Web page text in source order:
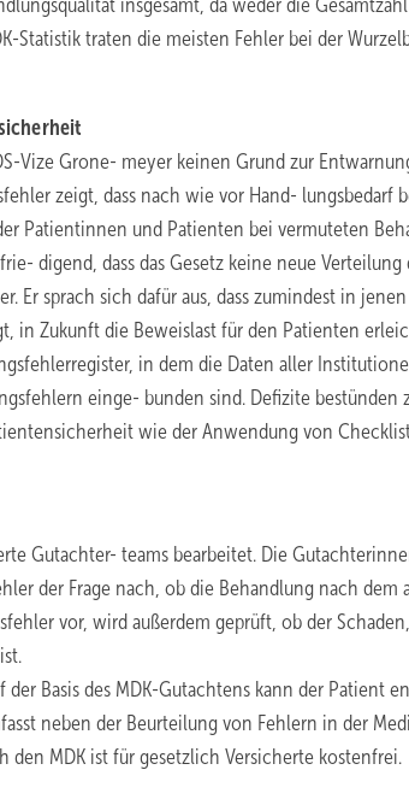
insgesamt, da weder die
Statistik traten die meisten Fehler bei der
Vize Grone- meyer keinen Grund zur
zeigt, dass nach wie vor Hand- lungsbedarf
Patientinnen und Patienten bei vermuteten
digend, dass das Gesetz keine neue Verteilung
Er sprach sich dafür aus, dass zumindest in
in Zukunft die Beweislast für den Patienten
in dem die Daten aller
einge- bunden sind. Defizite bestünden
wie der Anwendung von
Gutachter- teams bearbeitet. Die
der Frage nach, ob die Behandlung nach dem
vor, wird außerdem geprüft, ob der
Basis des MDK-Gutachtens kann der Patient
neben der Beurteilung von Fehlern in der
MDK ist für gesetzlich Versicherte kostenfrei.